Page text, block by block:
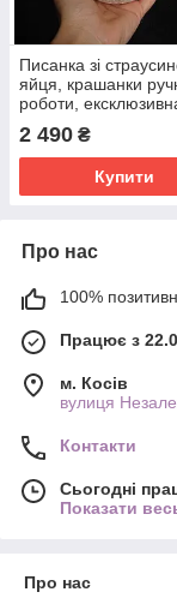
Писанка зі
яйця, крашанки
роботи,
2 490 ₴
Купити
Про нас
100%
Працює з
м. Косів
вулиця
Контакти
Сьогодні
Показати
Про нас